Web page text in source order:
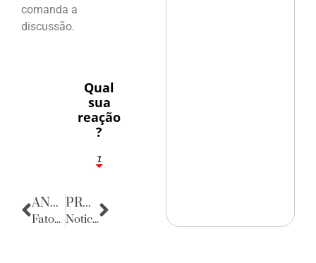
comanda a
discussão.
Qual
sua
reação
?
1
7
ANTERIOR
Fatos Diversos
PRÓXIMA
Noticias da Caserna